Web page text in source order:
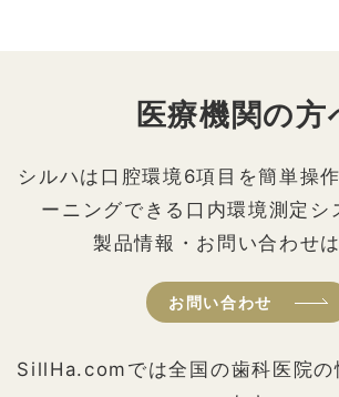
医療機関の方
シルハは口腔環境6項目を簡単操
ーニングできる口内環境測定シ
製品情報・お問い合わせは
お問い合わせ
SillHa.comでは全国の歯科医院の